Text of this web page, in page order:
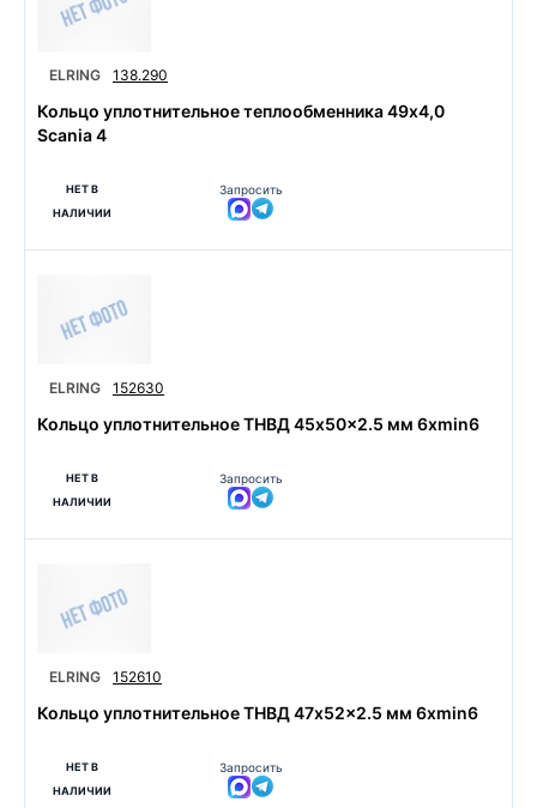
ELRING 138.290
Кольцо уплотнительное теплообменника 49x4,0
Scania 4
НЕТ В
НАЛИЧИИ
Запросить
ELRING 152630
Кольцо уплотнительное ТНВД 45x50x2.5 мм 6xmin6
НЕТ В
НАЛИЧИИ
Запросить
ELRING 152610
Кольцо уплотнительное ТНВД 47x52x2.5 мм 6xmin6
НЕТ В
НАЛИЧИИ
Запросить